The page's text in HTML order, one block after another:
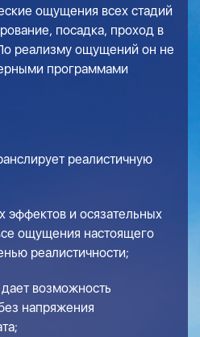
ощущения всех стадий
посадка, проход в
реализму ощущений он не
программами
реалистичную
эффектов и осязательных
ощущения настоящего
реалистичности;
возможность
напряжения